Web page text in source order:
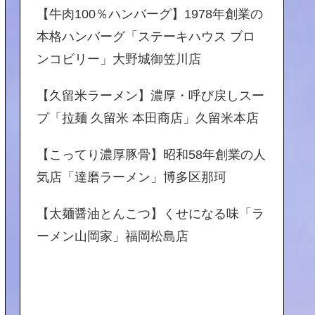
【牛肉100％ハンバーグ】1978年創業の
本格ハンバーグ「ステーキハウス ブロ
ンコビリー」大野城御笠川店
【久留米ラーメン】濃厚・呼び戻しスー
プ「拉麺 久留米 本田商店」久留米本店
【こってり濃厚豚骨】昭和58年創業の人
気店「達磨ラーメン」博多区那珂
【太麺醤油とんこつ】くせになる味「ラ
ーメン山岡家」福岡松島店